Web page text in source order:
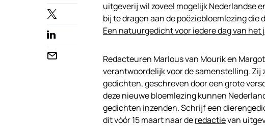
uitgeverij wil zoveel mogelijk Nederlandse
bij te dragen aan de poëziebloemlezing die
Een natuurgedicht voor iedere dag van het
Redacteuren Marlous van Mourik en
verantwoordelijk voor de samenstelling. Zij
gedichten, geschreven door een grote
deze nieuwe bloemlezing kunnen
gedichten inzenden. Schrijf een
dit vóór 15 maart naar deredactievan